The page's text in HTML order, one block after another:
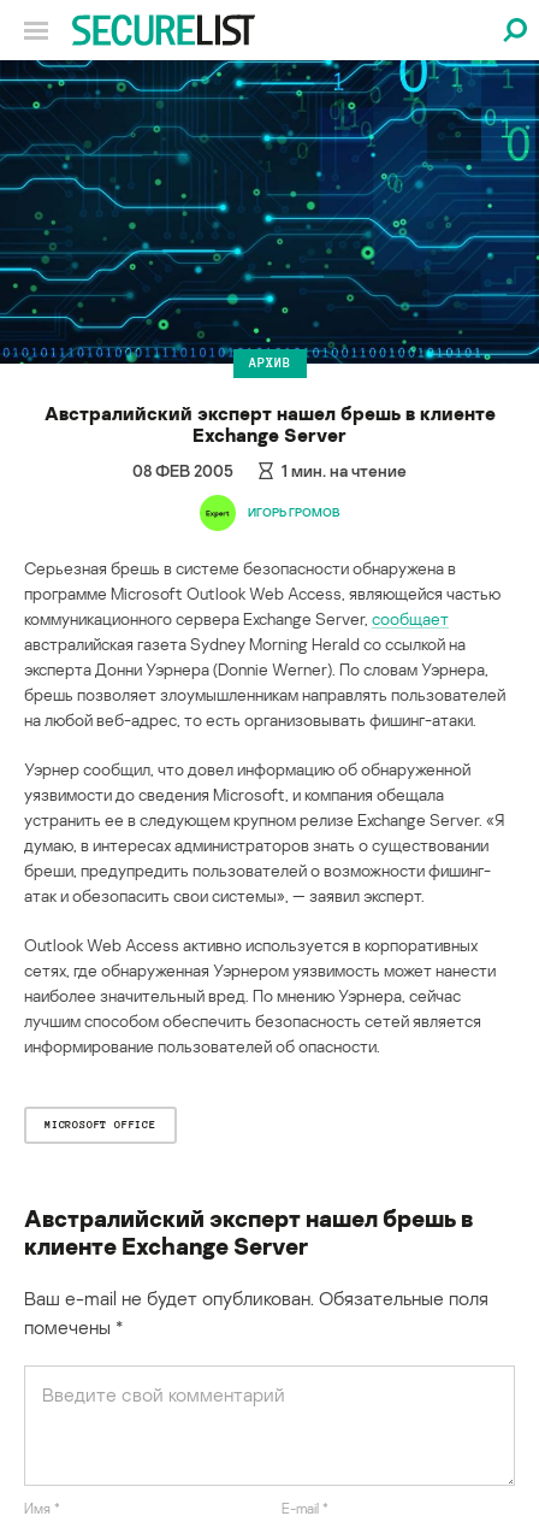
АРХИВ
Австралийский эксперт нашел брешь в клиенте
Exchange Server
08 ФЕВ 2005 1 мин. на чтение
ИГОРЬ ГРОМОВ
Серьезная брешь в системе безопасности обнаружена в
программе Microsoft Outlook Web Access, являющейся частью
коммуникационного сервера Exchange Server, сообщает
австралийская газета Sydney Morning Herald со ссылкой на
эксперта Донни Уэрнера (Donnie Werner). По словам Уэрнера,
брешь позволяет злоумышленникам направлять пользователей
на любой веб-адрес, то есть организовывать фишинг-атаки.
Уэрнер сообщил, что довел информацию об обнаруженной
уязвимости до сведения Microsoft, и компания обещала
устранить ее в следующем крупном релизе Exchange Server. «Я
думаю, в интересах администраторов знать о существовании
бреши, предупредить пользователей о возможности фишинг-
атак и обезопасить свои системы», — заявил эксперт.
Outlook Web Access активно используется в корпоративных
сетях, где обнаруженная Уэрнером уязвимость может нанести
наиболее значительный вред. По мнению Уэрнера, сейчас
лучшим способом обеспечить безопасность сетей является
информирование пользователей об опасности.
MICROSOFT OFFICE
Австралийский эксперт нашел брешь в
клиенте Exchange Server
Ваш e-mail не будет опубликован. Обязательные поля
помечены *
Имя * E-mail *